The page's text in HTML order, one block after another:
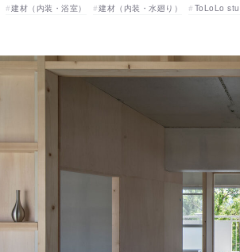
建材（内装・浴室）
建材（内装・水廻り） ToLoLo